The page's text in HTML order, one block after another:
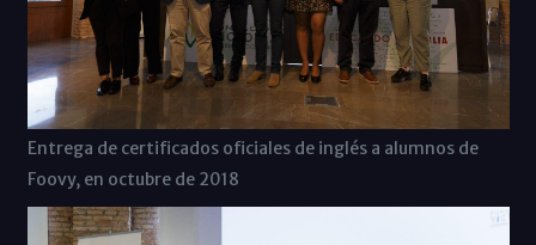
Entrega de certificados oficiales de inglés a alumnos de
Foovy, en octubre de 2018